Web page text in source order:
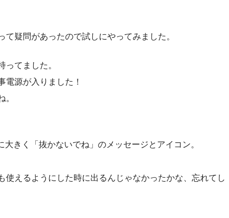
疑問があったので試しにやってみました。
てました。
電源が入りました！
きく「抜かないでね」のメッセージとアイコン。
使えるようにした時に出るんじゃなかったかな、忘れてし